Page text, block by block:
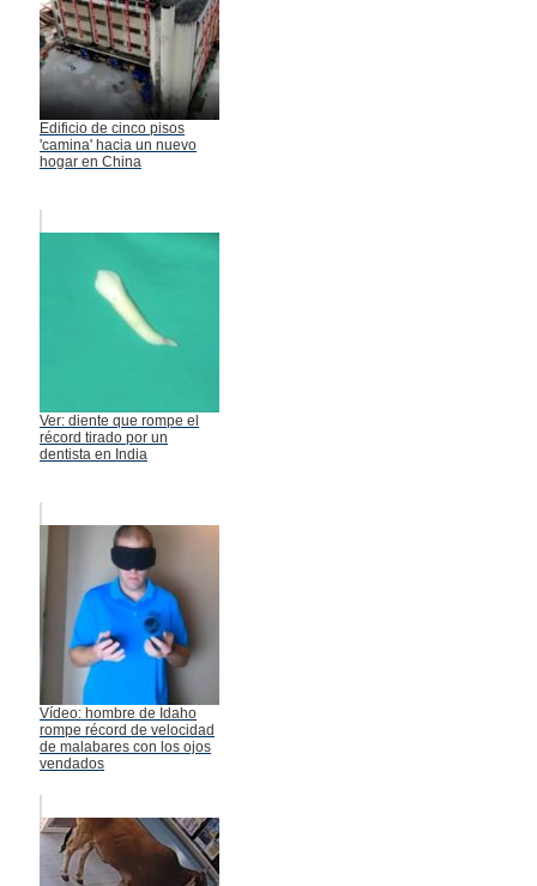
Edificio de cinco pisos
'camina' hacia un nuevo
hogar en China
Ver: diente que rompe el
récord tirado por un
dentista en India
Vídeo: hombre de Idaho
rompe récord de velocidad
de malabares con los ojos
vendados